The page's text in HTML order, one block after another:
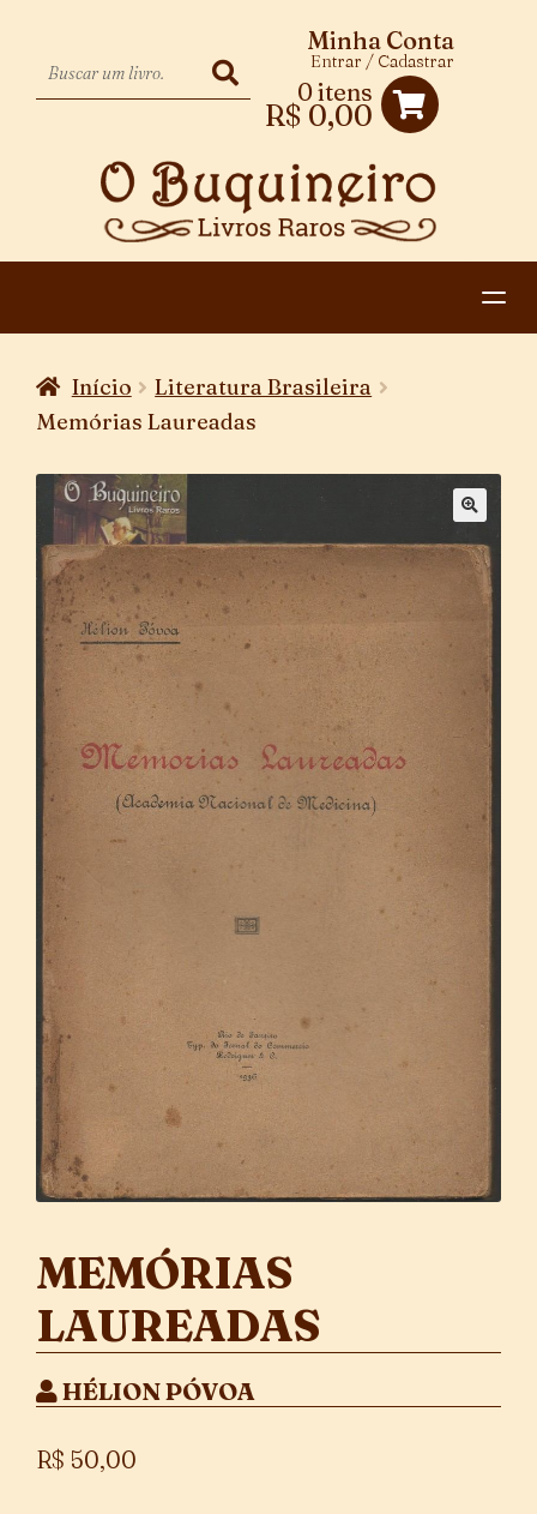
0 itens
R$ 0,00
Minha Conta
Entrar / Cadastrar
CATEGORIAS
Início
Literatura Brasileira
Memórias Laureadas
MEMÓRIAS
LAUREADAS
HÉLION PÓVOA
R$ 50,00